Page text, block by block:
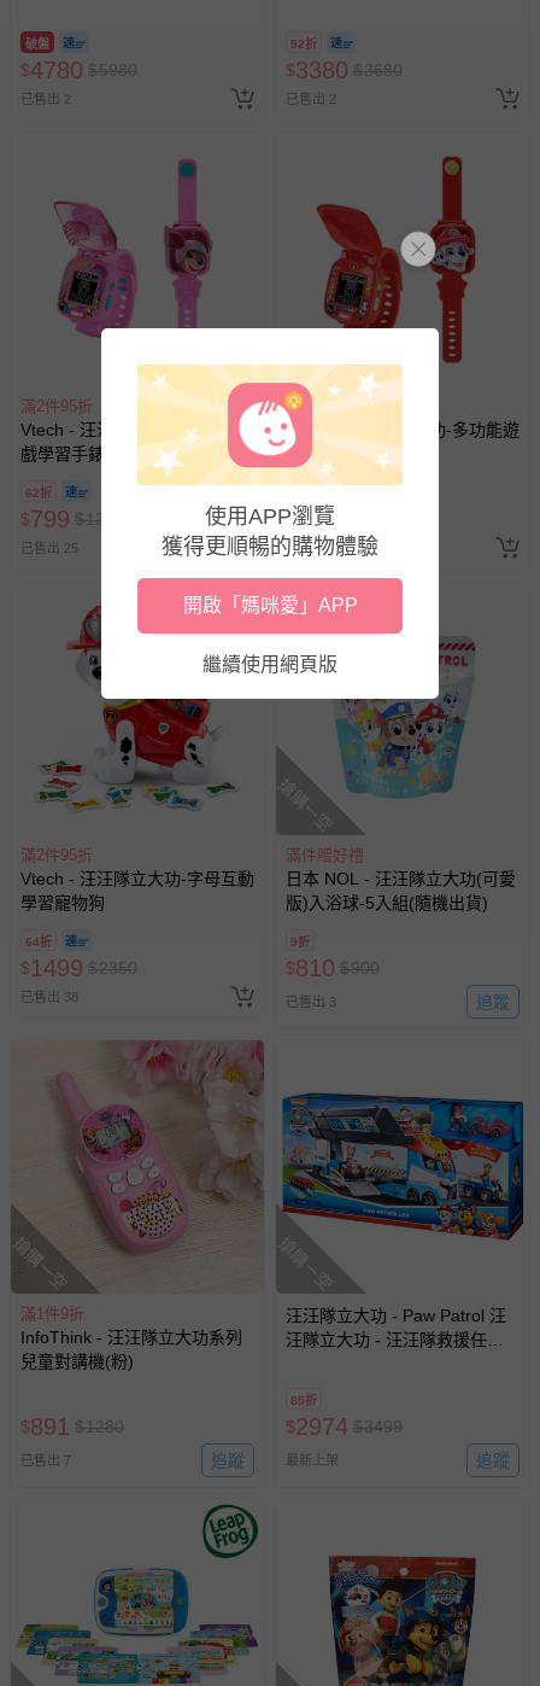
破盤
$4780 $5980
已售出 2
92折
$3380 $3680
已售出 2
滿2件95折
Vtech - 汪汪隊立大功-多功能遊
戲學習手錶-莉柏蒂
62折
$799 $1299
已售出 25
滿2件95折
Vtech - 汪汪隊立大功-多功能遊
戲學習手錶-毛毛
$799
已售出 25
滿2件95折
Vtech - 汪汪隊立大功-字母互動
學習寵物狗
64折
$1499 $2350
已售出 38
搶購一空
滿件贈好禮
日本 NOL - 汪汪隊立大功(可愛
版)入浴球-5入組(隨機出貨)
9折
$810 $900
已售出 3 追蹤
搶購一空
滿1件9折
InfoThink - 汪汪隊立大功系列
兒童對講機(粉)
$891 $1280
已售出 7 追蹤
搶購一空
汪汪隊立大功 - Paw Patrol 汪
汪隊立大功 - 汪汪隊救援任務
85折
$2974 $3499
最新上架 追蹤
使用APP瀏覽
獲得更順暢的購物體驗
開啟「媽咪愛」APP
繼續使用網頁版